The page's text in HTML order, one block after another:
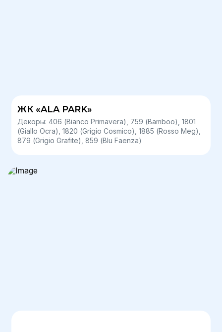
ЖК «ALA PARK»
Декоры: 406 (Bianco Primavera), 759 (Bamboo), 1801
(Giallo Ocra), 1820 (Grigio Cosmico), 1885 (Rosso Meg),
879 (Grigio Grafite), 859 (Blu Faenza)